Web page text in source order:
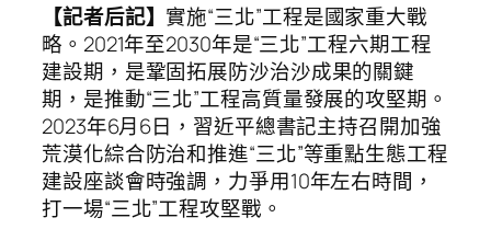
【記者后記】 實施“三北”工程是國家重大戰
略。2021年至2030年是“三北”工程六期工程
建設期，是鞏固拓展防沙治沙成果的關鍵
期，是推動“三北”工程高質量發展的攻堅期。
2023年6月6日，習近平總書記主持召開加強
荒漠化綜合防治和推進“三北”等重點生態工程
建設座談會時強調，力爭用10年左右時間，
打一場“三北”工程攻堅戰。